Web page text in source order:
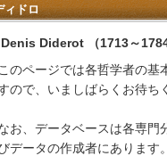
ィドロ
Denis Diderot （1713～
このページでは各哲学者の
ので、いましばらくお待ち
お、データベースは各専門
データの作成者にあります